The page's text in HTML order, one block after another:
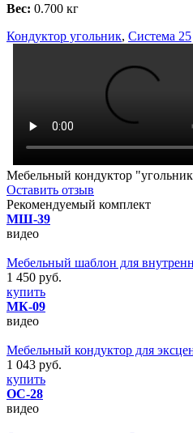
Вес: 0.700 кг
Кондуктор угольник, Система 25
Мебельный кондуктор
Оставить отзыв
Рекомендуемый комплект
МШ-39
видео
Мебельный шаблон для
1 450 руб.
купить
МК-09
видео
Мебельный кондуктор для
1 043 руб.
купить
ОС-28
видео